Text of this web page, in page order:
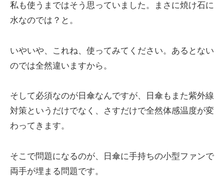
私も使うまではそう思っていました。まさに焼け石に
水なのでは？と。
いやいや、これね、使ってみてください。あるとない
のでは全然違いますから。
そして必須なのが日傘なんですが、日傘もまた紫外線
対策というだけでなく、さすだけで全然体感温度が変
わってきます。
そこで問題になるのが、日傘に手持ちの小型ファンで
両手が埋まる問題です。